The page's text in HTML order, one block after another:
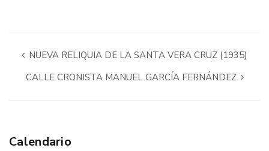
NUEVA RELIQUIA DE LA SANTA VERA CRUZ (1935)
CALLE CRONISTA MANUEL GARCÍA FERNÁNDEZ
Calendario